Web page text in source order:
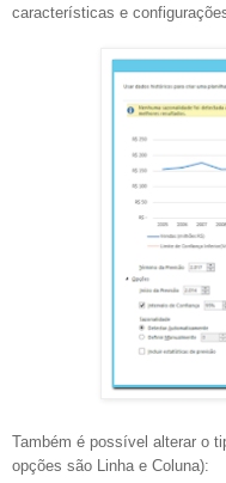
características e
Também é possível alterar o
opções são Linha e Coluna):